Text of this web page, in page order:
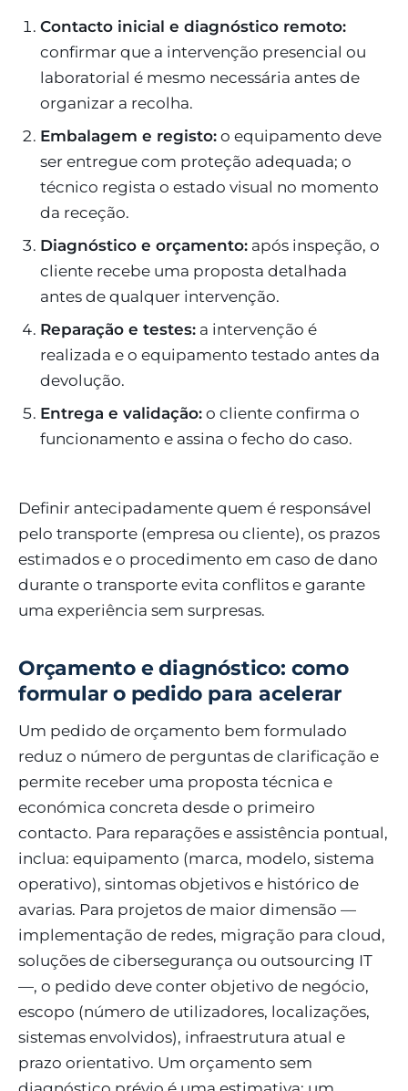
Contacto inicial e diagnóstico remoto:
confirmar que a intervenção presencial ou
laboratorial é mesmo necessária antes de
organizar a recolha.
Embalagem e registo: o equipamento deve
ser entregue com proteção adequada; o
técnico regista o estado visual no momento
da receção.
Diagnóstico e orçamento: após inspeção, o
cliente recebe uma proposta detalhada
antes de qualquer intervenção.
Reparação e testes: a intervenção é
realizada e o equipamento testado antes da
devolução.
Entrega e validação: o cliente confirma o
funcionamento e assina o fecho do caso.
Definir antecipadamente quem é responsável
pelo transporte (empresa ou cliente), os prazos
estimados e o procedimento em caso de dano
durante o transporte evita conflitos e garante
uma experiência sem surpresas.
Orçamento e diagnóstico: como
formular o pedido para acelerar
Um pedido de orçamento bem formulado
reduz o número de perguntas de clarificação e
permite receber uma proposta técnica e
económica concreta desde o primeiro
contacto. Para reparações e assistência pontual,
inclua: equipamento (marca, modelo, sistema
operativo), sintomas objetivos e histórico de
avarias. Para projetos de maior dimensão —
implementação de redes, migração para cloud,
soluções de cibersegurança ou outsourcing IT
—, o pedido deve conter objetivo de negócio,
escopo (número de utilizadores, localizações,
sistemas envolvidos), infraestrutura atual e
prazo orientativo. Um orçamento sem